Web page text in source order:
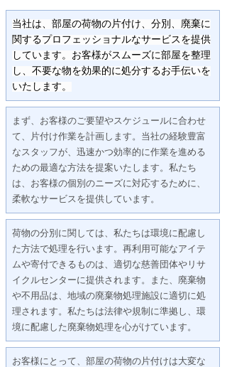
当社は、部屋の荷物の片付け、分別、廃棄に
関するプロフェッショナルなサービスを提供
しています。お客様がスムーズに部屋を整理
し、不要な物を効果的に処分するお手伝いを
いたします。
まず、お客様のご要望やスケジュールに合わせ
て、片付け作業を計画します。当社の経験豊富
なスタッフが、迅速かつ効率的に作業を進める
ための最適な方法を提案いたします。私たち
は、お客様の個別のニーズに対応するために、
柔軟なサービスを提供しています。
荷物の分別に関しては、私たちは環境に配慮し
た方法で処理を行います。再利用可能なアイテ
ムや寄付できるものは、適切な慈善団体やリサ
イクルセンターに提供されます。また、廃棄物
や不用品は、地域の廃棄物処理施設に適切に処
理されます。私たちは法律や規制に準拠し、環
境に配慮した廃棄物処理を心がけています。
お客様にとって、部屋の荷物の片付けは大変な